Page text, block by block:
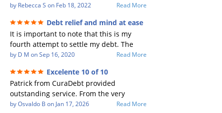
incredible to work with. He and Julio
Every communication was quickly
responded to and all of our questions
were answered. We were able to clear
up in excess of 90 K in debt in a few
years with a manageable payment.
CuraDebt gave us the opportunity to
start over and do things the right way.
The collection calls ALL stopped,
CuraDebt handled everything. We had
by Rebecca S on Feb 18, 2022 Read More
Debt relief and mind at ease
It is important to note that this is my
fourth attempt to settle my debt. The
first debt settlement company gave me
a debtor listing me as a charge off on my
credit report, even though they are paid
to date and I am making payments. The
second debt settlement company made
by D M onSep 16, 2020 Read More
Excelente 10 of 10
Patrick from CuraDebt provided
outstanding service. From the very
beginning, he was professional, patient,
byOsvaldo B on Jan 17, 2026 Read More